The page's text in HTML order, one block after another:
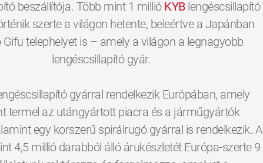
beszállítója. Több mint 1 millió KYBlengéscsillapító
szerte a világon hetente, beleértve a Japánban
telephelyet is – amely a világon a legnagyobb
lengéscsillapító gyár.
gyárral rendelkezik Európában, amely
termel az utángyártott piacra és a járműgyártók
egy korszerű spirálrugó gyárral is rendelkezik. A
4,5 millió darabból álló árukészletét Európa-szerte 9